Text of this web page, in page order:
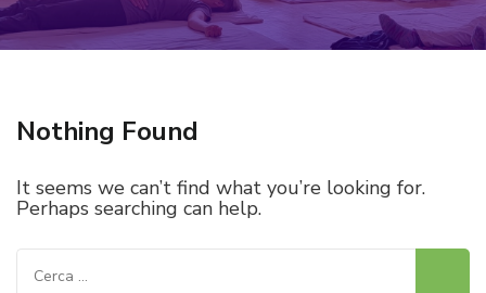
Nothing Found
It seems we can’t find what you’re looking for.
Perhaps searching can help.
Ricerca
per: